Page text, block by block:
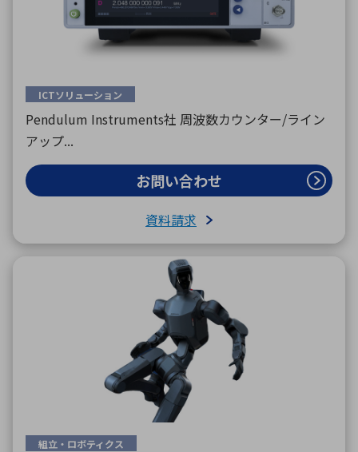
ICTソリューション
Pendulum Instruments社 周波数カウンター/ライン
アップ...
お問い合わせ
資料請求
組立・ロボティクス